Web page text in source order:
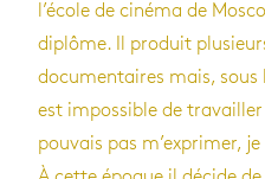
l’école de cinéma de
diplôme. Il pro­duit
docu­men­taires mais, sous
est impos­sible de
pou­vais pas m’ex­pri­mer,